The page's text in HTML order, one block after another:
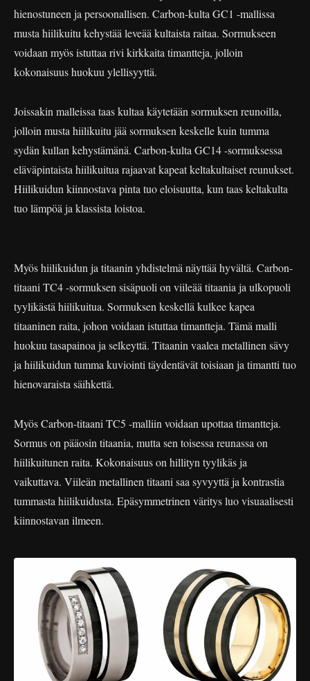
hienostuneen ja persoonallisen. Carbon-kulta GC1 -mallissa
musta hiilikuitu kehystää leveää kultaista raitaa. Sormukseen
voidaan myös istuttaa rivi kirkkaita timantteja, jolloin
kokonaisuus huokuu ylellisyyttä.
Joissakin malleissa taas kultaa käytetään sormuksen reunoilla,
jolloin musta hiilikuitu jää sormuksen keskelle kuin tumma
sydän kullan kehystämänä. Carbon-kulta GC14 -sormuksessa
eläväpintaista hiilikuitua rajaavat kapeat keltakultaiset reunukset.
Hiilikuidun kiinnostava pinta tuo eloisuutta, kun taas keltakulta
tuo lämpöä ja klassista loistoa.
Myös hiilikuidun ja titaanin yhdistelmä näyttää hyvältä. Carbon-
titaani TC4 -sormuksen sisäpuoli on viileää titaania ja ulkopuoli
tyylikästä hiilikuitua. Sormuksen keskellä kulkee kapea
titaaninen raita, johon voidaan istuttaa timantteja. Tämä malli
huokuu tasapainoa ja selkeyttä. Titaanin vaalea metallinen sävy
ja hiilikuidun tumma kuviointi täydentävät toisiaan ja timantti tuo
hienovaraista säihkettä.
Myös Carbon-titaani TC5 -malliin voidaan upottaa timantteja.
Sormus on pääosin titaania, mutta sen toisessa reunassa on
hiilikuitunen raita. Kokonaisuus on hillityn tyylikäs ja
vaikuttava. Viileän metallinen titaani saa syvyyttä ja kontrastia
tummasta hiilikuidusta. Epäsymmetrinen väritys luo visuaalisesti
kiinnostavan ilmeen.